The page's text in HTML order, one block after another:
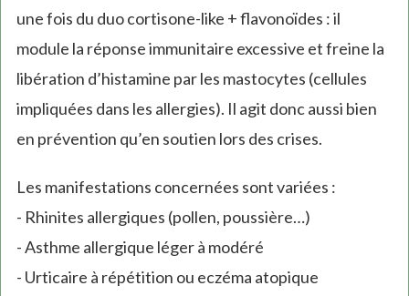
une fois du duo cortisone-like + flavonoïdes : il
module la réponse immunitaire excessive et freine la
libération d’histamine par les mastocytes (cellules
impliquées dans les allergies). Il agit donc aussi bien
en prévention qu’en soutien lors des crises.
Les manifestations concernées sont variées :
- Rhinites allergiques (pollen, poussière…)
- Asthme allergique léger à modéré
- Urticaire à répétition ou eczéma atopique